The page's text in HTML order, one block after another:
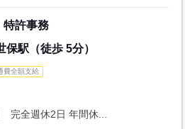
特許事務
駅（徒歩 5分）
費全額支給
全週休2日 年間休...